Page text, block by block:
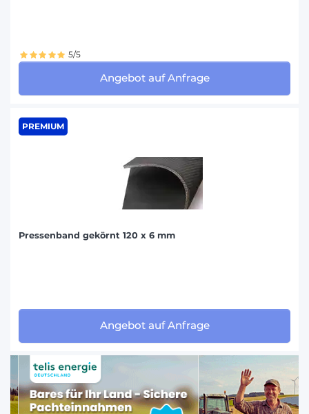
5/5
Angebot auf Anfrage
PREMIUM
Pressenband gekörnt 120 x 6 mm
Angebot auf Anfrage